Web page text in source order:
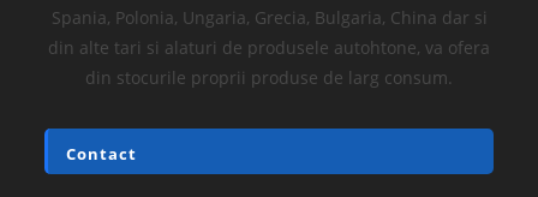
Spania, Polonia, Ungaria, Grecia, Bulgaria, China dar si
din alte tari si alaturi de produsele autohtone, va ofera
din stocurile proprii produse de larg consum.
Contact